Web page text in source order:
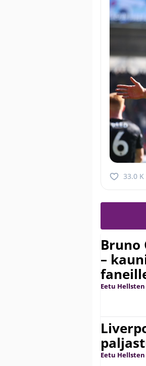
33.0 K
Bruno
–
Eetu Hellsten
Eetu Hellsten